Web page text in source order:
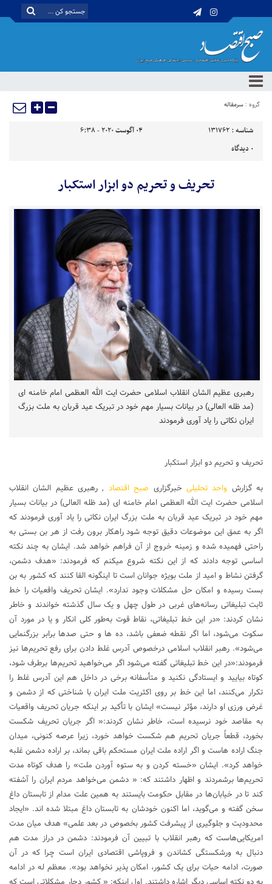
گروه : سرمقاله
شناسه : 131762
04 آگوست 2020 - 6:38
0 دیدگاه
تحریف و تحریم دو ابزار استکبار
رهبری عظیم الشان انقلاب اسلامی حضرت ایت الله العظمی امام خامنه ای
(مد ظله العالی) در بیانات بسیار مهم خود در تبریک عید قربان به ملت بزرگ
ایران نکاتی را یاد آوری فرمودند
تحریف و تحریم دو ابزار استکبار
به گزارش واحد تحلیلی خبرگزاری صبح اقتصاد , رهبری عظیم الشان انقلاب
اسلامی حضرت ایت الله العظمی امام خامنه ای (مد ظله العالی) در بیانات بسیار
مهم خود در تبریک عید قربان به ملت بزرگ ایران نکاتی را یاد آوری فرمودند که
اگر به عمق این موضوعات دقیق توجه شود راهکار برون رفت از هر بن بستی به
راحتی فهمیده شده و زمینه خروج از آن فراهم خواهد شد. ایشان به چند نکته
اساسی توجه دادند که از این نکته شروع میکنم که فرمودند: «هدف دشمن،
گرفتن نشاط و امید از ملت بویژه جوانان است تا اینگونه القا کنند که کشور به بن
بست رسیده و امکان حل مشکلات وجود ندارد». ایشان تحریف واقعیات را خط
ثابت تبلیغاتی رسانه‌های غربی در طول چهل و یک سال گذشته خواندند و خاطر
نشان کردند: «در این خط تبلیغاتی، نقاط قوت به‌طور کلی انکار و یا در مورد آن
سکوت می‌شود، اما اگر نقطه ضعفی باشد، ده‌ ها و حتی صد‌ها برابر بزرگنمایی
می‌شود». رهبر انقلاب اسلامی درخصوص آدرس غلط دادن برای رفع تحریم‌ها نیز
فرمودند:«در این خط تبلیغاتی گفته می‌شود اگر می‌خواهید تحریم‌ها برطرف شود،
کوتاه بیایید و ایستادگی نکنید و متأسفانه برخی در داخل هم این آدرس غلط را
تکرار می‌کنند، اما این خط بر روی اکثریت ملت ایران با شناختی که از دشمن و
غرض ورزی او دارند، مؤثر نیست» ایشان با تأکید بر اینکه جریان تحریف واقعیات
به مقاصد خود نرسیده است، خاطر نشان کردند:« اگر جریان تحریف شکست
بخورد، قطعاً جریان تحریم هم شکست خواهد خورد، زیرا عرصه کنونی، میدان
جنگ اراده ‌هاست و اگر اراده ملت ایران مستحکم باقی بماند، بر اراده دشمن غلبه
خواهد کرد». ایشان «خسته کردن و به ستوه آوردن ملت» را هدف کوتاه‌ مدت
تحریم‌ها برشمردند و اظهار داشتند که: « دشمن می‌خواهد مردم ایران را آشفته
کند تا در خیابان‌ها در مقابل حکومت بایستند به همین علت مدام از تابستان داغ
سخن گفته و می‌گوید، اما اکنون خودشان به تابستان داغ مبتلا شده اند. «ایجاد
محدودیت و جلوگیری از پیشرفت کشور بخصوص در بعد علمی» هدف میان مدت
امریکایی‌هاست که رهبر انقلاب با تبیین آن فرمودند: دشمن در دراز مدت هم
دنبال به ورشکستگی کشاندن و فروپاشی اقتصادی ایران است چرا که در آن
صورت، ادامه حیات برای یک کشور، امکان پذیر نخواهد بود». معظم له در ادامه